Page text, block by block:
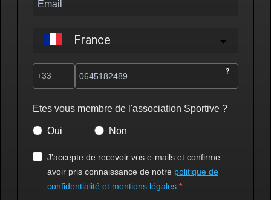
France
?
Etes vous membre de l'association Sportive ?
Oui Non
J'accepte de recevoir vos e-mails et confirme
avoir pris connaissance de notre politique de
confidentialité et mentions légales.